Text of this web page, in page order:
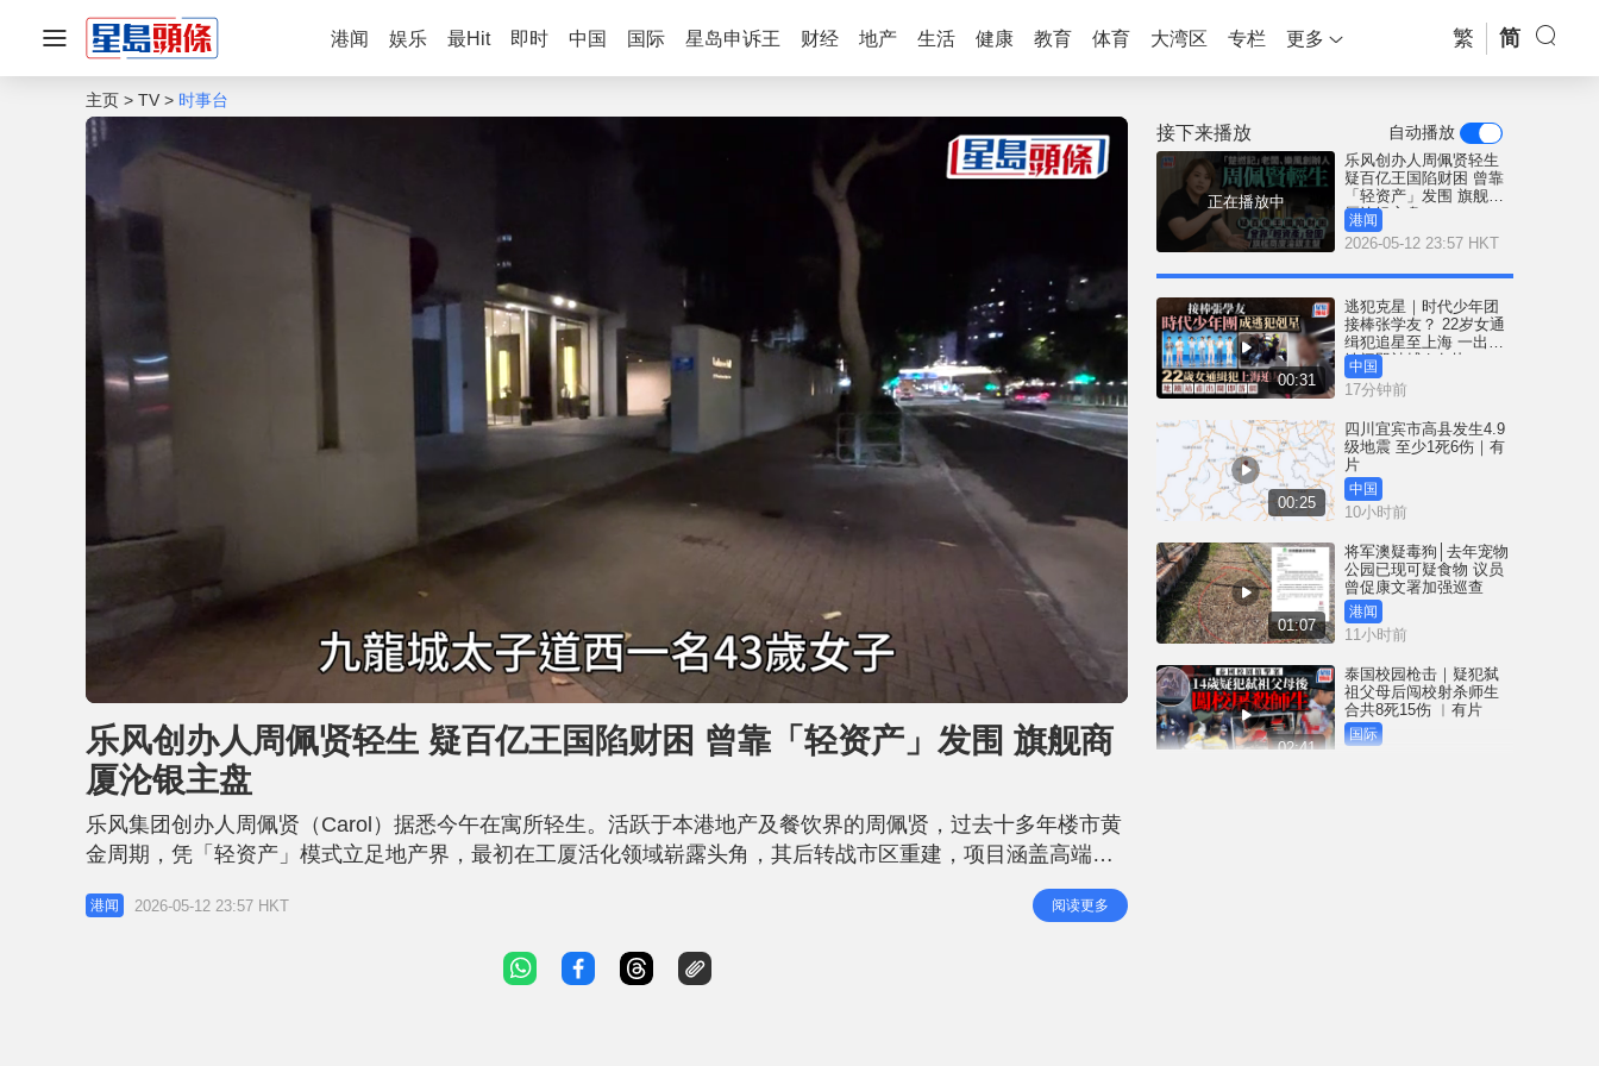
港闻 娱乐 最Hit 即时 中国 国际 星岛申诉王 财经 地产 生活 健康 教育 体育 大湾区 专栏 更多 繁 简
主页 TV 时事台
n
u
t
e
o
d
e
d
1
%
乐风创办人周佩贤轻生 疑百亿王国陷财困 曾靠「轻资产」发围 旗舰商
厦沦银主盘
乐风集团创办人周佩贤（Carol）据悉今午在寓所轻生。活跃于本港地产及餐饮界的周佩贤，过去十多年楼市黄
金周期，凭「轻资产」模式立足地产界，最初在工厦活化领域崭露头角，其后转战市区重建，项目涵盖高端住
宅、零售及工商物业。靠地产发迹的她，其后亦涉足餐饮业务，创办楚撚记大排档，惟旗下不少品牌近年因市
道不利而结业。 相关文章︰九龙城43岁女子家中烧炭亡 据悉为「楚撚记 」老板、乐风集团创办人周佩贤 草根
港闻 2026-05-12 23:57 HKT 阅读更多
接下来播放 自动播放
正在播放中
乐风创办人周佩贤轻生
疑百亿王国陷财困 曾靠
「轻资产」发围 旗舰商
厦沦银主盘
港闻
2026-05-12 23:57 HKT
00:31
逃犯克星｜时代少年团
接棒张学友？ 22岁女通
缉犯追星至上海 一出地
铁闸即被捕 | 有片
中国
17分钟前
00:25
四川宜宾市高县发生4.9
级地震 至少1死6伤｜有
片
中国
10小时前
01:07
将军澳疑毒狗│去年宠物
公园已现可疑食物 议员
曾促康文署加强巡查
港闻
11小时前
02:41
泰国校园枪击｜疑犯弑
祖父母后闯校射杀师生
合共8死15伤 ︱有片
国际